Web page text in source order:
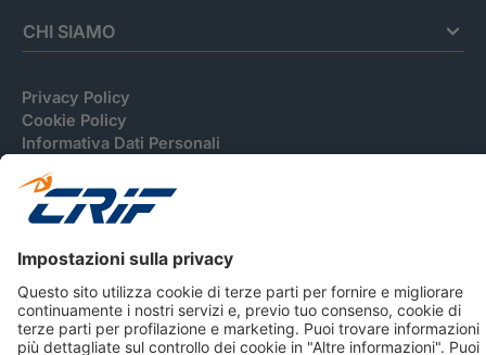
CHI SIAMO
Privacy Policy
Cookie Policy
Informativa Dati Personali
Accessibilità
Informativa Privacy Relativa Al Sistema Di Informazioni
© 2026 CRIF S.p.A. Tutti i diritti riservati.